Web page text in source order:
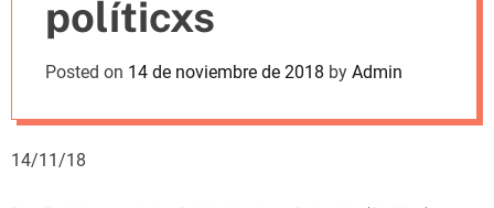
e
políticxs
Posted on 14 de noviembre de 2018 by Admin
14/11/18